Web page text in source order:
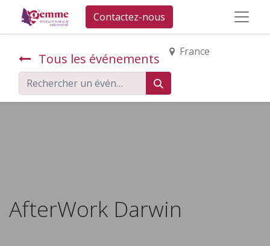
Contactez-nous
Tous les événements France
AfterWork Darwin